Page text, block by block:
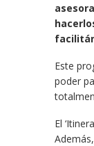
Este
poder
El